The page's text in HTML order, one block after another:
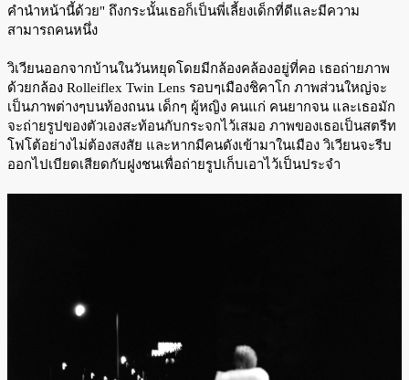
คำนำหน้านี้ด้วย" ถึงกระนั้นเธอก็เป็นพี่เลี้ยงเด็กที่ดีและมีความ
สามารถคนหนึ่ง
วิเวียนออกจากบ้านในวันหยุดโดยมีกล้องคล้องอยู่ที่คอ เธอถ่ายภาพ
ด้วยกล้อง Rolleiflex Twin Lens รอบๆเมืองชิคาโก ภาพส่วนใหญ่จะ
เป็นภาพต่างๆบนท้องถนน เด็กๆ ผู้หญิง คนแก่ คนยากจน และเธอมัก
จะถ่ายรูปของตัวเองสะท้อนกับกระจกไว้เสมอ ภาพของเธอเป็นสตรีท
โฟโต้อย่างไม่ต้องสงสัย และหากมีคนดังเข้ามาในเมือง วิเวียนจะรีบ
ออกไปเบียดเสียดกับฝูงชนเพื่อถ่ายรูปเก็บเอาไว้เป็นประจำ